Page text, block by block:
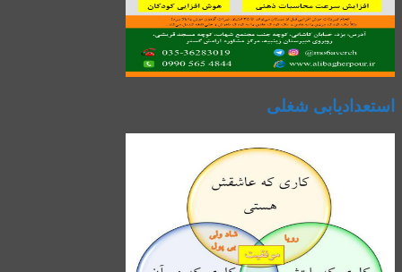
استعدادیابی شغلی